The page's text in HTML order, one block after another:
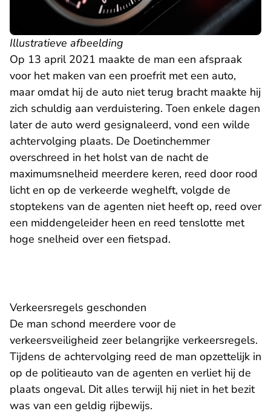
Illustratieve afbeelding
Op 13 april 2021 maakte de man een afspraak
voor het maken van een proefrit met een auto,
maar omdat hij de auto niet terug bracht maakte hij
zich schuldig aan verduistering. Toen enkele dagen
later de auto werd gesignaleerd, vond een wilde
achtervolging plaats. De Doetinchemmer
overschreed in het holst van de nacht de
maximumsnelheid meerdere keren, reed door rood
licht en op de verkeerde weghelft, volgde de
stoptekens van de agenten niet heeft op, reed over
een middengeleider heen en reed tenslotte met
hoge snelheid over een fietspad.
Verkeersregels geschonden
De man schond meerdere voor de
verkeersveiligheid zeer belangrijke verkeersregels.
Tijdens de achtervolging reed de man opzettelijk in
op de politieauto van de agenten en verliet hij de
plaats ongeval. Dit alles terwijl hij niet in het bezit
was van een geldig rijbewijs.